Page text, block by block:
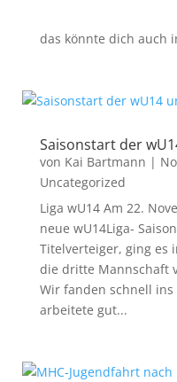
das könnte dich auch
Saisonstart der
von Kai Bartmann |
Uncategorized
Liga wU14 Am 22.
neue wU14Liga-
Titelverteiger, ging es
die dritte Mannschaft
Wir fanden schnell
arbeitete gut...